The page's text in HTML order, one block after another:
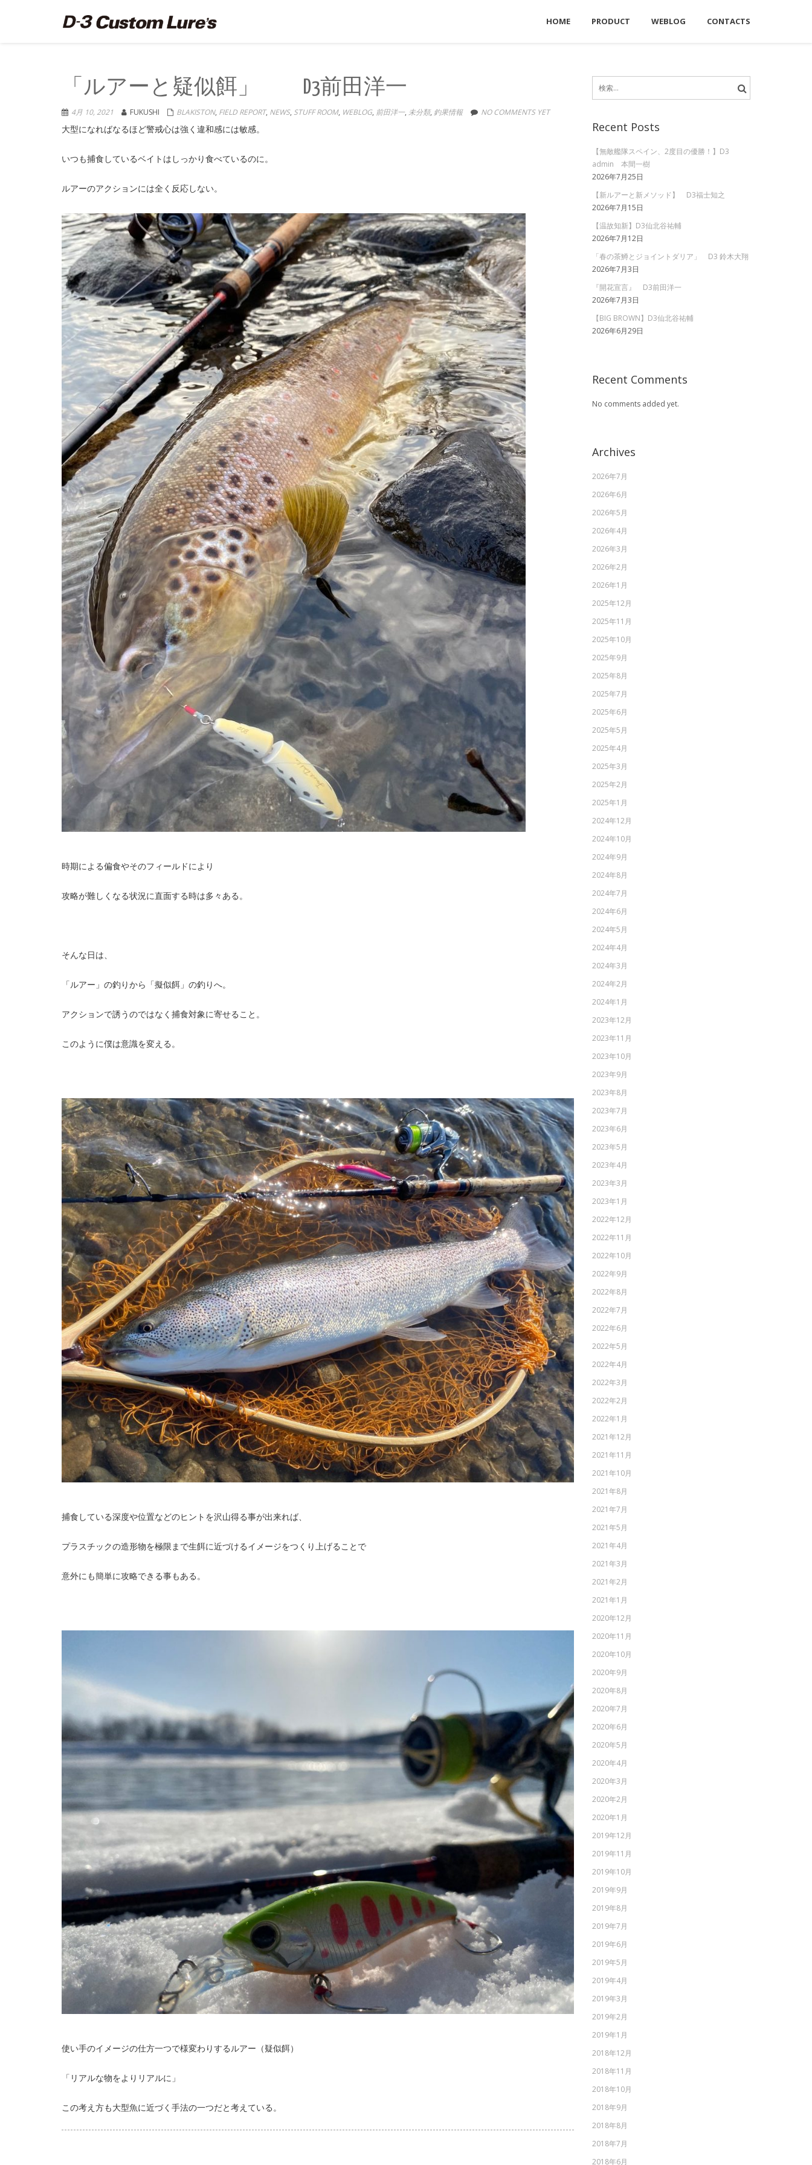
HOME PRODUCT WEBLOG CONTACTS
「ルアーと疑似餌」 D3前田洋一
4月 10, 2021 FUKUSHI BLAKISTON, FIELD REPORT, NEWS, STUFF ROOM, WEBLOG, 前田洋一, 未分類, 釣果情報 NO COMMENTS YET
大型になればなるほど警戒心は強く違和感には敏感。
いつも捕食しているベイトはしっかり食べているのに。
ルアーのアクションには全く反応しない。
時期による偏食やそのフィールドにより
攻略が難しくなる状況に直面する時は多々ある。
そんな日は、
「ルアー」の釣りから「擬似餌」の釣りへ。
アクションで誘うのではなく捕食対象に寄せること。
このように僕は意識を変える。
捕食している深度や位置などのヒントを沢山得る事が出来れば、
プラスチックの造形物を極限まで生餌に近づけるイメージをつくり上げることで
意外にも簡単に攻略できる事もある。
使い手のイメージの仕方一つで様変わりするルアー（疑似餌）
「リアルな物をよりリアルに」
この考え方も大型魚に近づく手法の一つだと考えている。
索:
Recent Posts
【無敵艦隊スペイン、2度目の優勝！】D3
admin 本間一樹
2026年7月25日
【新ルアーと新メソッド】 D3福士知之
2026年7月15日
【温故知新】D3仙北谷祐輔
2026年7月12日
「春の茶鱒とジョイントダリア」 D3 鈴木大翔
2026年7月3日
『開花宣言』 D3前田洋一
2026年7月3日
【BIG BROWN】D3仙北谷祐輔
2026年6月29日
Recent Comments
No comments added yet.
Archives
2026年7月
2026年6月
2026年5月
2026年4月
2026年3月
2026年2月
2026年1月
2025年12月
2025年11月
2025年10月
2025年9月
2025年8月
2025年7月
2025年6月
2025年5月
2025年4月
2025年3月
2025年2月
2025年1月
2024年12月
2024年10月
2024年9月
2024年8月
2024年7月
2024年6月
2024年5月
2024年4月
2024年3月
2024年2月
2024年1月
2023年12月
2023年11月
2023年10月
2023年9月
2023年8月
2023年7月
2023年6月
2023年5月
2023年4月
2023年3月
2023年1月
2022年12月
2022年11月
2022年10月
2022年9月
2022年8月
2022年7月
2022年6月
2022年5月
2022年4月
2022年3月
2022年2月
2022年1月
2021年12月
2021年11月
2021年10月
2021年8月
2021年7月
2021年5月
2021年4月
2021年3月
2021年2月
2021年1月
2020年12月
2020年11月
2020年10月
2020年9月
2020年8月
2020年7月
2020年6月
2020年5月
2020年4月
2020年3月
2020年2月
2020年1月
2019年12月
2019年11月
2019年10月
2019年9月
2019年8月
2019年7月
2019年6月
2019年5月
2019年4月
2019年3月
2019年2月
2019年1月
2018年12月
2018年11月
2018年10月
2018年9月
2018年8月
2018年7月
2018年6月